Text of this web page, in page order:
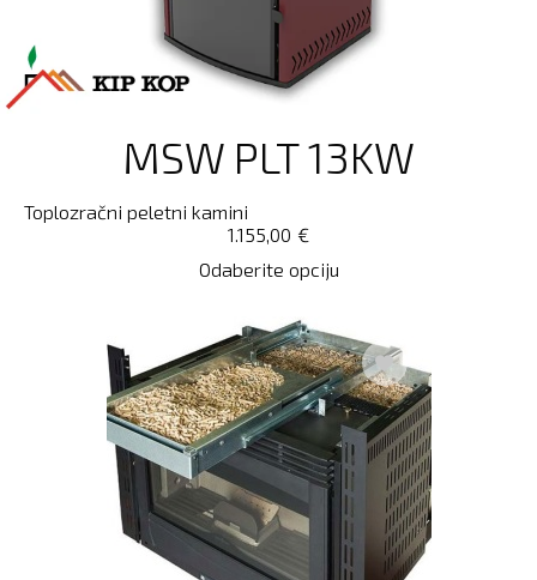
MSW PLT 13KW
Toplozračni peletni kamini
€
1.155,00
Odaberite opciju